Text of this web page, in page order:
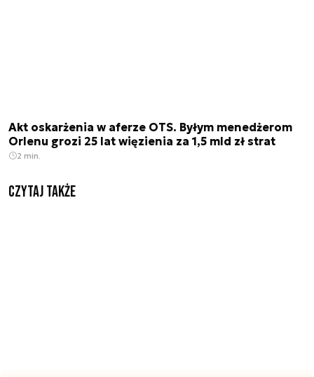
Akt oskarżenia w aferze OTS. Byłym menedżerom
Orlenu grozi 25 lat więzienia za 1,5 mld zł strat
2 min.
Czytaj także